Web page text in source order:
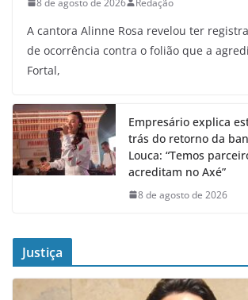
A cantora Alinne Rosa revelou ter
de ocorrência contra o folião que a
Fortal,
Empresário explica
trás do retorno da
Louca: “Temos
acreditam no Axé”
8 de agosto de 2026
Justiça